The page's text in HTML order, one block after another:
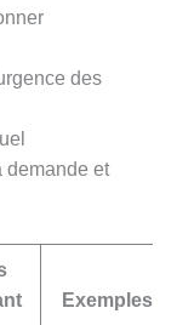
des
demande et
Exemples